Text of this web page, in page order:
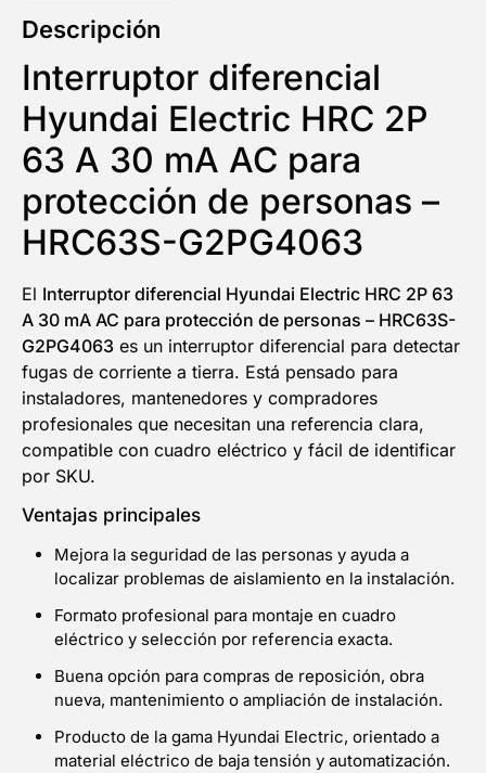
Descripción
Interruptor diferencial
Hyundai Electric HRC 2P
63 A 30 mA AC para
protección de personas –
HRC63S-G2PG4063
El Interruptor diferencial Hyundai Electric HRC 2P 63
A 30 mA AC para protección de personas – HRC63S-
G2PG4063 es un interruptor diferencial para detectar
fugas de corriente a tierra. Está pensado para
instaladores, mantenedores y compradores
profesionales que necesitan una referencia clara,
compatible con cuadro eléctrico y fácil de identificar
por SKU.
Ventajas principales
Mejora la seguridad de las personas y ayuda a
localizar problemas de aislamiento en la instalación.
Formato profesional para montaje en cuadro
eléctrico y selección por referencia exacta.
Buena opción para compras de reposición, obra
nueva, mantenimiento o ampliación de instalación.
Producto de la gama Hyundai Electric, orientado a
material eléctrico de baja tensión y automatización.
5% DESCUENTO
EN TU PRIMERA COMPRA
NOMBRE
¡QUIERO MI DESCUENTO!